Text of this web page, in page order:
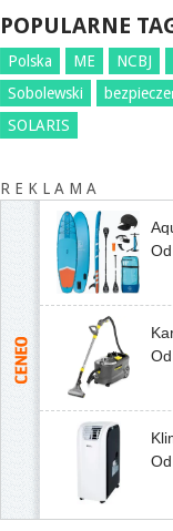
POPULARNE
Polska ME NCBJ
Sobolewski
SOLARIS
R E K L A M A
Od
Od